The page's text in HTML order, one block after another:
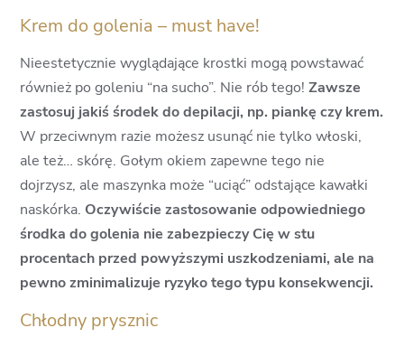
Krem do golenia – must have!
Nieestetycznie wyglądające krostki mogą powstawać
również po goleniu “na sucho”. Nie rób tego!Zawsze
zastosuj jakiś środek do depilacji, np. piankę czy krem.
W przeciwnym razie możesz usunąć nie tylko włoski,
ale też… skórę. Gołym okiem zapewne tego nie
dojrzysz, ale maszynka może “uciąć” odstające kawałki
naskórka. Oczywiście zastosowanie odpowiedniego
środka do golenia nie zabezpieczy Cię w stu
procentach przed powyższymi uszkodzeniami, ale na
pewno zminimalizuje ryzyko tego typu konsekwencji.
Chłodny prysznic